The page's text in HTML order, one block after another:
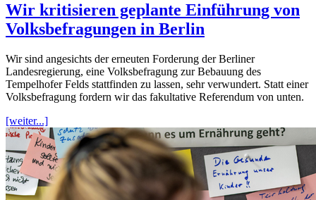
Wir kritisieren geplante Einführung von
Volksbefragungen in Berlin
Wir sind angesichts der erneuten Forderung der Berliner
Landesregierung, eine Volksbefragung zur Bebauung des
Tempelhofer Felds stattfinden zu lassen, sehr verwundert. Statt einer
Volksbefragung fordern wir das fakultative Referendum von unten.
[weiter...]